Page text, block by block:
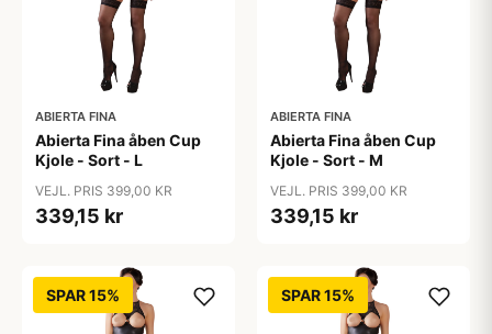
ABIERTA FINA
Abierta Fina åben Cup
Kjole - Sort - L
VEJL. PRIS 399,00 KR
339,15 kr
ABIERTA FINA
Abierta Fina åben Cup
Kjole - Sort - M
VEJL. PRIS 399,00 KR
339,15 kr
SPAR 15% SPAR 15%